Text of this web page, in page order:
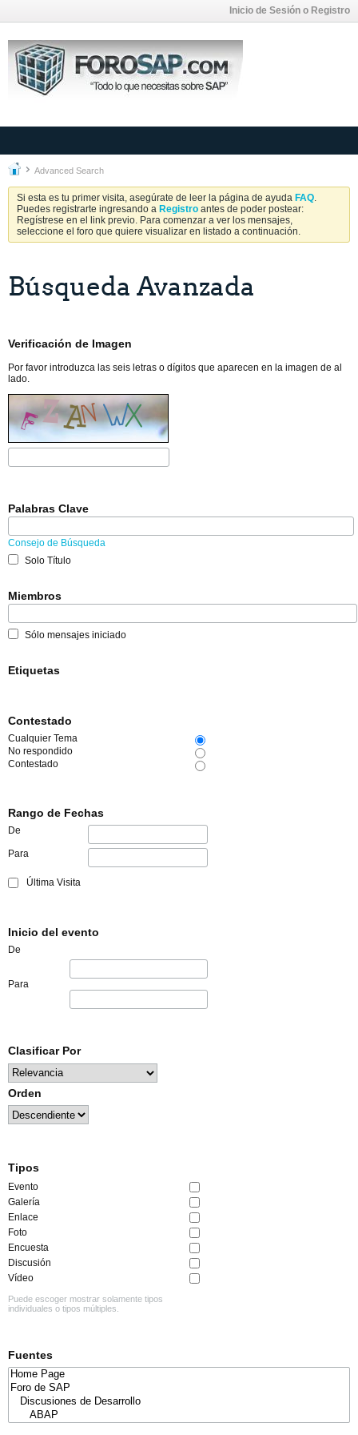
Inicio de Sesión o Registro
Advanced Search
Si esta es tu primer visita, asegúrate de leer la página de ayuda FAQ.
Puedes registrarte ingresando a Registro antes de poder postear:
Regístrese en el link previo. Para comenzar a ver los mensajes,
seleccione el foro que quiere visualizar en listado a continuación.
Búsqueda Avanzada
Verificación de Imagen
Por favor introduzca las seis letras o dígitos que aparecen en la imagen de al
lado.
Palabras Clave
Consejo de Búsqueda
Solo Título
Miembros
Sólo mensajes iniciado
Etiquetas
Contestado
Cualquier Tema
No respondido
Contestado
Rango de Fechas
De
Para
Última Visita
Inicio del evento
De
Para
Clasificar Por
Orden
Tipos
Evento
Galería
Enlace
Foto
Encuesta
Discusión
Vídeo
Puede escoger mostrar solamente tipos
individuales o tipos múltiples.
Fuentes